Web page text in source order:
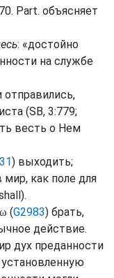
Part. объясняет
: «достойно
на службе
отправились,
(SB, 3:779;
весть о Нем
) выходить;
как поле для
).
(G2983) брать,
действие.
дух преданности